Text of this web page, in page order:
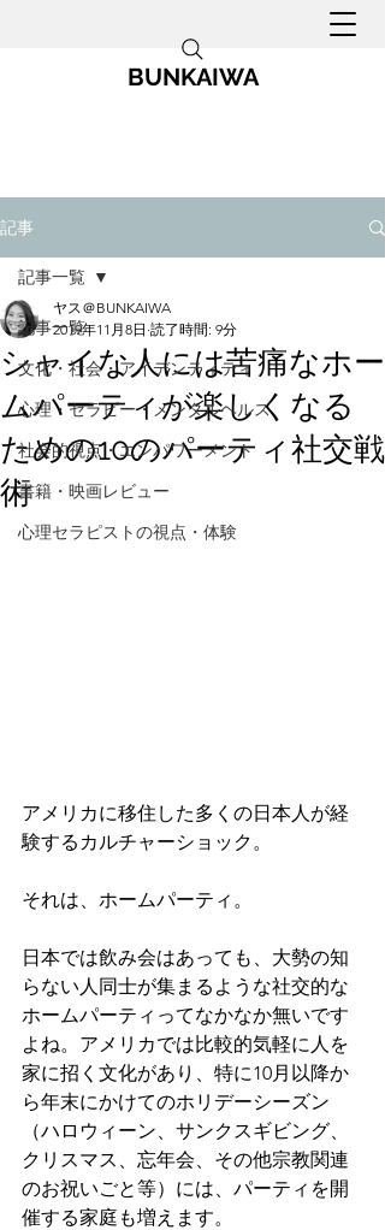
BUNKAIWA
記事
記事一覧
文化・社会・アイデンティティ
心理・セラピー・メンタルヘルス
社会的視点・エンパワーメント
書籍・映画レビュー
心理セラピストの視点・体験
記事一覧
シャイな人には苦痛なホー
ムパーティが楽しくなる
ための10のパーティ社交戦
術
ヤス＠BUNKAIWA
2019年11月8日 読了時間: 9分
アメリカに移住した多くの日本人が経
験するカルチャーショック。
それは、ホームパーティ。
日本では飲み会はあっても、大勢の知
らない人同士が集まるような社交的な
ホームパーティってなかなか無いです
よね。アメリカでは比較的気軽に人を
家に招く文化があり、特に10月以降か
ら年末にかけてのホリデーシーズン
（ハロウィーン、サンクスギビング、
クリスマス、忘年会、その他宗教関連
のお祝いごと等）には、パーティを開
催する家庭も増えます。